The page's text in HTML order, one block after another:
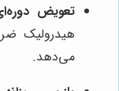
تعویض
هیدرولیک
می‌دهد.